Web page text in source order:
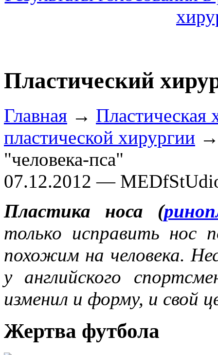
Пластический
Главная → Пластическая
пластической хирургии →
"человека-пса"
07.12.2012 —
Пластика носа (
только исправить нос
похожим на человека.
у английского
изменил и форму, и свой
Жертва футбола